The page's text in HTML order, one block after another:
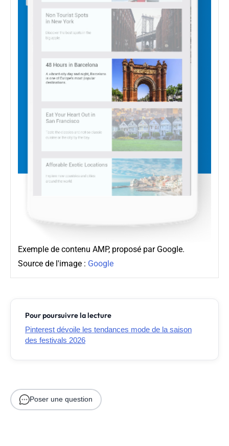
Exemple de contenu AMP, proposé par Google.
Source de l'image : Google
Pour poursuivre la lecture
Pinterest dévoile les tendances mode de la saison
des festivals 2026
Poser une question